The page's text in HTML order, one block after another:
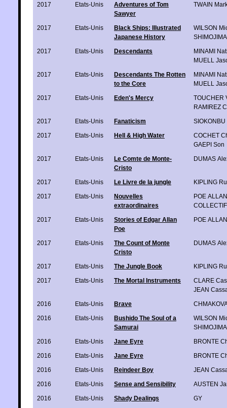
2017 Etats-Unis
Adventures of Tom
Sawyer
TWAIN
2017 Etats-Unis
Black Ships: Illustrated
Japanese History
WILSON
2017
Etats-Unis Descendants
MINAMI
MUELL
2017
Etats-Unis
Descendants The Rotten
to the Core
MINAMI
MUELL
2017
Etats-Unis Eden's Mercy
TOUCHER
RAMIREZ
2017
Etats-Unis Fanaticism
SIOKONBU
2017
Etats-Unis Hell & High Water
COCHET
GAEPI Son
2017
Etats-Unis
Le Comte de Monte-
Cristo
DUMAS
2017 Etats-Unis Le Livre de la jungle
KIPLING
2017
Etats-Unis
Nouvelles
extraordinaires
POE
COLLECTIF
2017
Etats-Unis
Stories of Edgar Allan
Poe
POE
2017 Etats-Unis
The Count of Monte
Cristo
DUMAS
2017 Etats-Unis The Jungle Book
KIPLING
2017
Etats-Unis The Mortal Instruments
CLARE
JEAN
2016
Etats-Unis Brave
2016
Etats-Unis
Bushido The Soul of a
Samurai
WILSON
2016
Etats-Unis Jane Eyre
BRONTE
2016
Etats-Unis Jane Eyre
BRONTE
2016
Etats-Unis Reindeer Boy
JEAN
2016
Etats-Unis Sense and Sensibility
AUSTEN
2016
Etats-Unis Shady Dealings
GY